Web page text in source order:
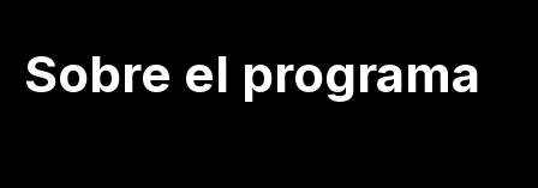
Sobre el programa